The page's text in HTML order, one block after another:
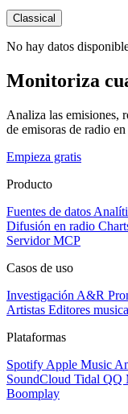
Classical
No hay datos
Monitoriza
Analiza las emisiones,
de emisoras de radio
Empieza gratis
Producto
Fuentes de datos
Difusión en radio
Servidor MCP
Casos de uso
Investigación A&R
Artistas Editores
Plataformas
Spotify Apple Music
SoundCloud Tidal QQ
Boomplay